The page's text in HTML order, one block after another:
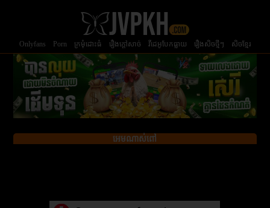
Onlyfans Porn ក្រមំុដោះធំ រឿងក្ដៅសាច់ វីដេអូបែកធ្លាយ រឿងសិចថ្មីៗ សិចខ្មែរ
អេមណាស់ពៅ